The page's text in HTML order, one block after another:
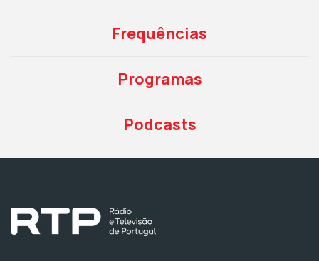
Frequências
Programas
Podcasts